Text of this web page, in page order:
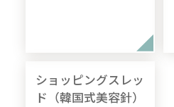
ショッピングスレッ
ド（韓国式美容針）